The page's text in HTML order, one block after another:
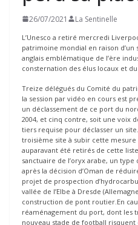
26/07/2021 La Sentinelle
L’Unesco a retiré mercredi
patrimoine mondial en raison
anglais emblématique de l’ère
consternation des élus locaux et
Treize délégués du Comité du
la session par vidéo en cours est
un déclassement de ce port du
2004, et cinq contre, soit une voix
tiers requise pour déclasser un
troisième site à subir cette mesure
auparavant été retirés de cette
sanctuaire de l’oryx arabe, un
après la décision d’Oman de
projet de prospection
vallée de l’Elbe à Dresde
construction de pont routier.En
réaménagement du port, dont les
nouveau stade de football